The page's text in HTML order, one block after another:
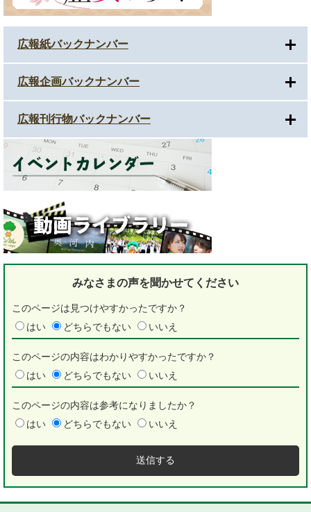
広報紙バックナンバー
広報企画バックナンバー
広報刊行物バックナンバー
みなさまの声を聞かせてください
このページは見つけやすかったですか？
はい
どちらでもない いいえ
このページの内容はわかりやすかったですか？
はい
どちらでもない いいえ
このページの内容は参考になりましたか？
はい
どちらでもない いいえ